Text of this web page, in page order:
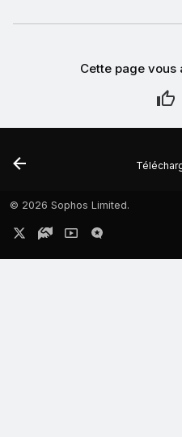
Cette page
© 2026 Sophos Limited.